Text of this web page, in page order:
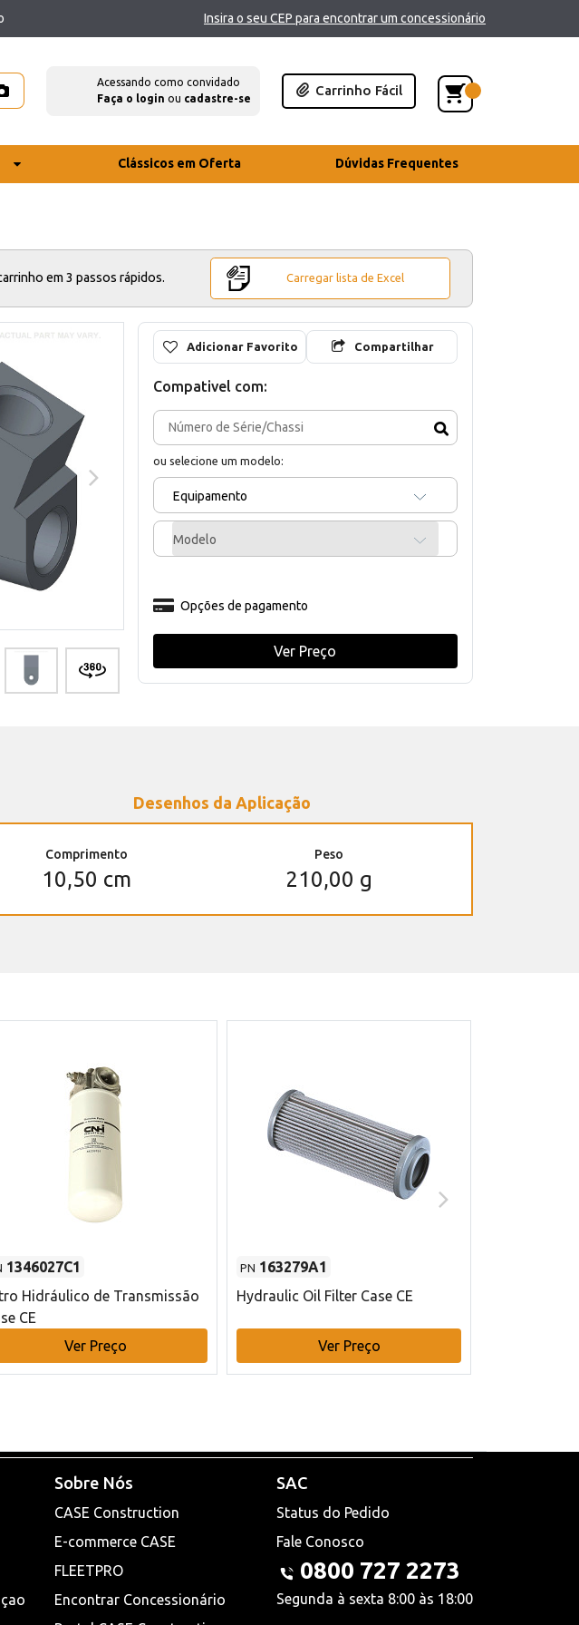
Insira o seu CEP para encontrar um concessionário
Acessando como convidado
Faça o login ou cadastre-se
Carrinho Fácil
Clássicos em Oferta Dúvidas Frequentes
em 3 passos rápidos. Carregar lista de Excel
Adicionar Favorito Compartilhar
Compativel com:
ou selecione um modelo:
Equipamento
Modelo
Opções de pagamento
Ver Preço
Desenhos da Aplicação
Comprimento
10,50 cm
Peso
210,00 g
1346027C1
Hidráulico de Transmissão
CE
Ver Preço
PN 163279A1
Hydraulic Oil Filter Case CE
Ver Preço
Sobre Nós
CASE Construction
E-commerce CASE
FLEETPRO
Encontrar Concessionário
SAC
Status do Pedido
Fale Conosco
0800 727 2273
Segunda à sexta 8:00 às 18:00